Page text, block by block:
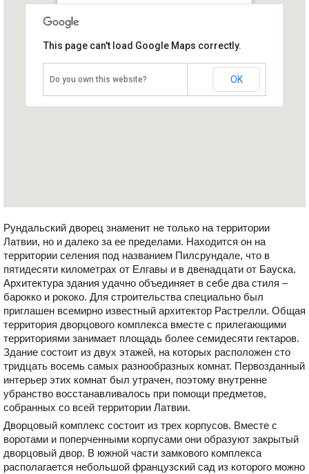
Латвия, Елгава
This page can't load Google Maps correctly.
Do you own this website? OK
Рундальский дворец знаменит не только на территории
Латвии, но и далеко за ее пределами. Находится он на
территории селения под названием Пилсрундале, что в
пятидесяти километрах от Елгавы и в двенадцати от Бауска.
Архитектура здания удачно объединяет в себе два стиля –
барокко и рококо. Для строительства специально был
приглашен всемирно известный архитектор Растрелли. Общая
территория дворцового комплекса вместе с прилегающими
территориями занимает площадь более семидесяти гектаров.
Здание состоит из двух этажей, на которых расположен сто
тридцать восемь самых разнообразных комнат. Первозданный
интерьер этих комнат был утрачен, поэтому внутренне
убранство восстанавливалось при помощи предметов,
собранных со всей территории Латвии.
Дворцовый комплекс состоит из трех корпусов. Вместе с
воротами и поперченными корпусами они образуют закрытый
дворцовый двор. В южной части замкового комплекса
располагается небольшой французский сад из которого можно